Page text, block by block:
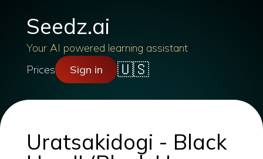
Seedz.ai
Your AI powered learning assistant
Prices
Sign in 🇺🇸
Uratsakidogi - Black